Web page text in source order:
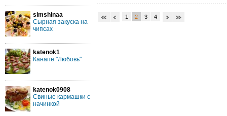
simshinaa
Сырная закуска на
чипсах
katenok1
Канапе "Любовь"
katenok0908
Свиные кармашки с
начинкой
1 2 3 4